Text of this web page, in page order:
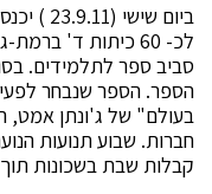
לכ- 60 כיתות ד'
סביב ספר לתלמידים.
הספר. הספר שנבחר
בעולם" של ג'ונתן אמט,
חברות. שבוע תנועות
קבלות שבת בשכונות תוך